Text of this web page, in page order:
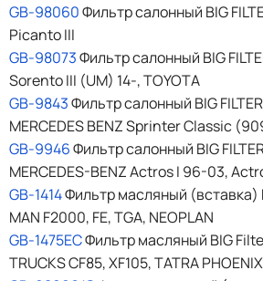
GB-98060Фильтр салонный BIG
Picanto III
GB-98073Фильтр салонный BIG
Sorento III (UM) 14-, TOYOTA
GB-9843Фильтр салонный BIG
MERCEDES BENZ Sprinter Classic
GB-9946Фильтр салонный BIG
MERCEDES-BENZ Actros I 96-03,
GB-1414Фильтр масляный (вставка)
MAN F2000, FE, TGA, NEOPLAN
GB-1475ECФильтр масляный BIG
TRUCKS CF85, XF105, TATRA PHOENIX